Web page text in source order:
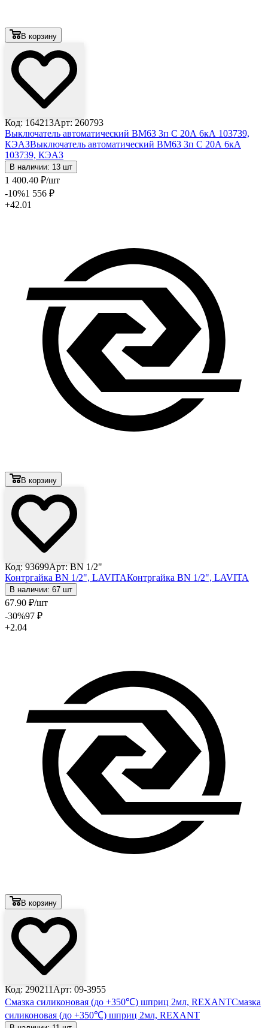
В корзину
Код: 164213Арт: 260793
Выключатель автоматический ВМ63 3п С 20А 6кА 103739,
КЭАЗВыключатель автоматический ВМ63 3п С 20А 6кА
103739, КЭАЗ
В наличии: 13 шт
1 400.40 ₽/шт
-10%1 556 ₽
+42.01
В корзину
Код: 93699Арт: ВN 1/2"
Контргайка ВN 1/2", LAVITAКонтргайка ВN 1/2", LAVITA
В наличии: 67 шт
67.90 ₽/шт
-30%97 ₽
+2.04
В корзину
Код: 290211 Арт: 09-3955
Смазка силиконовая (до +350℃) шприц 2мл, REXANTСмазка
силиконовая (до +350℃) шприц 2мл, REXANT